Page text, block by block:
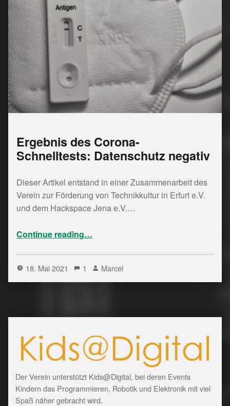
Ergebnis des Corona-
Schnelltests: Datenschutz negativ
Dieser Artikel entstand in einer Zusammenarbeit des
Verein zur Förderung von Technikkultur in Erfurt e.V.
und dem Hackspace Jena e.V.…
Continue reading…
18. Mai 2021 1 Marcel
Der Verein unterstützt Kids@Digital, bei deren Events
Kindern das Programmieren, Robotik und Elektronik mit viel
Spaß näher gebracht wird.